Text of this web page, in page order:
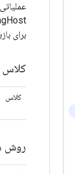
برای
کلاس
کلاس
روش